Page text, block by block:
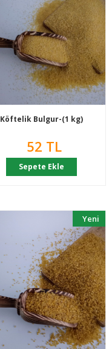
Köftelik Bulgur-(1 kg)
52 TL
Sepete Ekle
Yeni